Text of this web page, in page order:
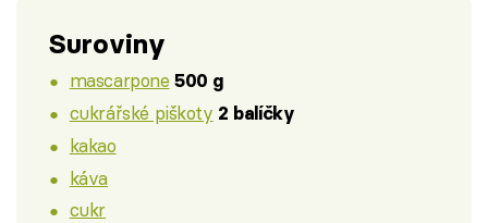
Suroviny
mascarpone 500 g
cukrářské piškoty 2 balíčky
kakao
káva
cukr